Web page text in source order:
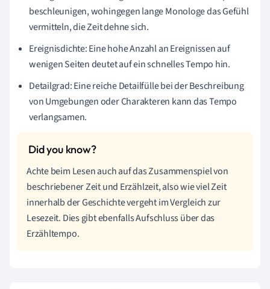
beschleunigen, wohingegen lange Monologe das Gefühl
vermitteln, die Zeit dehne sich.
Ereignisdichte: Eine hohe Anzahl an Ereignissen auf
wenigen Seiten deutet auf ein schnelles Tempo hin.
Detailgrad: Eine reiche Detailfülle bei der Beschreibung
von Umgebungen oder Charakteren kann das Tempo
verlangsamen.
Achte beim Lesen auch auf das Zusammenspiel von
beschriebener Zeit und Erzählzeit, also wie viel Zeit
innerhalb der Geschichte vergeht im Vergleich zur
Lesezeit. Dies gibt ebenfalls Aufschluss über das
Erzähltempo.